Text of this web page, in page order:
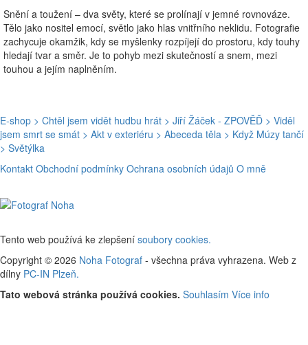
Snění a toužení – dva světy, které se prolínají v jemné rovnováze.
Tělo jako nositel emocí, světlo jako hlas vnitřního neklidu. Fotografie
zachycuje okamžik, kdy se myšlenky rozpíjejí do prostoru, kdy touhy
hledají tvar a směr. Je to pohyb mezi skutečností a snem, mezi
touhou a jejím naplněním.
E-shop > Chtěl jsem vidět hudbu hrát > Jiří Žáček - ZPOVĚĎ > Viděl
jsem smrt se smát > Akt v exteriéru > Abeceda těla > Když Múzy tančí
> Světýlka
Kontakt Obchodní podmínky Ochrana osobních údajů O mně
Tento web používá ke zlepšení soubory cookies.
Copyright © 2026 Noha Fotograf - všechna práva vyhrazena. Web z
dílny PC-IN Plzeň.
Tato webová stránka používá cookies. Souhlasím Více info